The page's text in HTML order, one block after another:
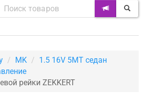
MK
1.5 16V 5MT седан
рейки ZEKKERT